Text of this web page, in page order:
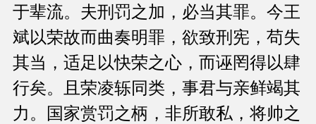
于辈流。夫刑罚之加，必当其罪。今王
斌以荣故而曲奏明罪，欲致刑宪，苟失
其当，适足以快荣之心，而诬罔得以肆
行矣。且荣凌轹同类，事君与亲鲜竭其
力。国家赏罚之柄，非所敢私，将帅之